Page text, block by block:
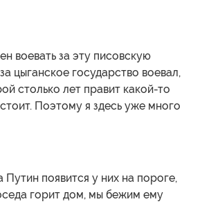
воевать за эту писовскую
цыганское государство воевал,
столько лет правит какой-то
Поэтому я здесь уже много
Путин появится у них на пороге,
горит дом, мы бежим ему